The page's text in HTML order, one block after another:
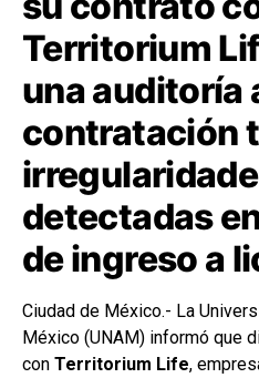
Territorium
una auditoría
contratación
detectadas
de ingreso a
Ciudad de México.- La
México (UNAM) informó que
con Territorium Life,